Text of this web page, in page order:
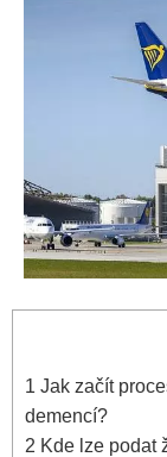
1 Jak začít
demencí?
2 Kde lze podat